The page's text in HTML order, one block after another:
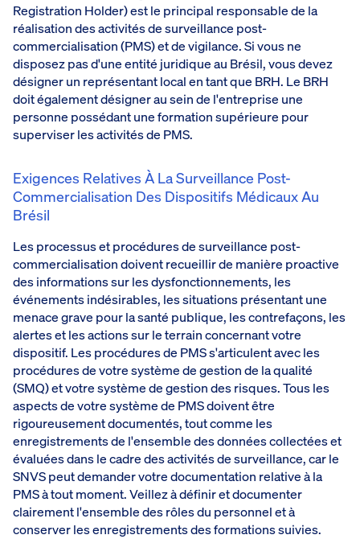
Registration Holder) est le principal responsable de la
réalisation des activités de surveillance post-
commercialisation (PMS) et de vigilance. Si vous ne
disposez pas d'une entité juridique au Brésil, vous devez
désigner un représentant local en tant que BRH. Le BRH
doit également désigner au sein de l'entreprise une
personne possédant une formation supérieure pour
superviser les activités de PMS.
Exigences Relatives À La Surveillance Post-
Commercialisation Des Dispositifs Médicaux Au
Brésil
Les processus et procédures de surveillance post-
commercialisation doivent recueillir de manière proactive
des informations sur les dysfonctionnements, les
événements indésirables, les situations présentant une
menace grave pour la santé publique, les contrefaçons, les
alertes et les actions sur le terrain concernant votre
dispositif. Les procédures de PMS s'articulent avec les
procédures de votre système de gestion de la qualité
(SMQ) et votre système de gestion des risques. Tous les
aspects de votre système de PMS doivent être
rigoureusement documentés, tout comme les
enregistrements de l'ensemble des données collectées et
évaluées dans le cadre des activités de surveillance, car le
SNVS peut demander votre documentation relative à la
PMS à tout moment. Veillez à définir et documenter
clairement l'ensemble des rôles du personnel et à
conserver les enregistrements des formations suivies.